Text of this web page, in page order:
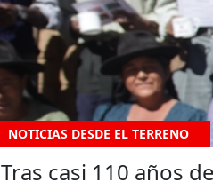
NOTICIAS DESDE EL TERRENO
Tras casi 110 años